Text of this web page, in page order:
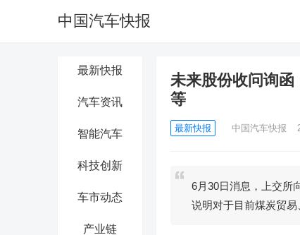
中国汽车快报
最新快报
汽车资讯
智能汽车
科技创新
车市动态
产业链
未来股份收问询
等
最新快报 中国汽车快报
6月30日消息，上交所
说明对于目前煤炭贸